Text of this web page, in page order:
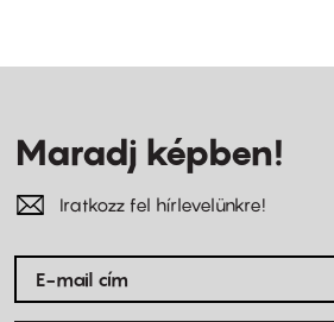
Maradj képben!
Iratkozz fel hírlevelünkre!